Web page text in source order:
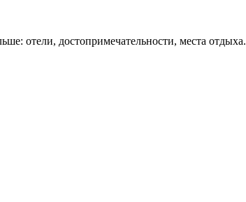
отели, достопримечательности, места отдыха.